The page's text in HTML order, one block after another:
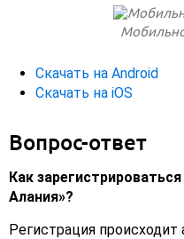
Скачать на Android
Скачать на iOS
Вопрос-ответ
Как
Алания»?
Регистрация